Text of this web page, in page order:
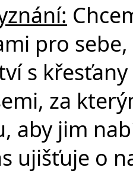
pro
s
za
aby jim
ujišťuje o